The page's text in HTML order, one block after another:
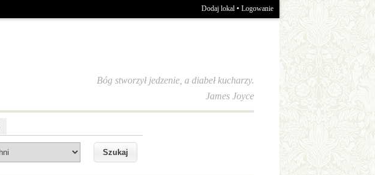
Dodaj lokal • Logowanie
Bóg stworzył jedzenie, a diabeł kucharzy.
James Joyce